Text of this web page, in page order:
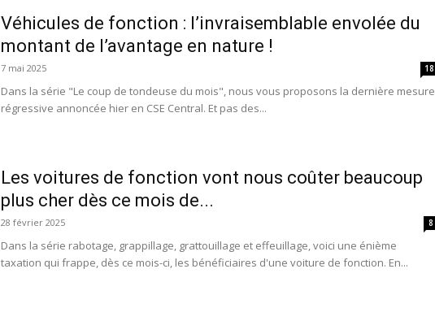
Véhicules de fonction : l’invraisemblable envolée du
montant de l’avantage en nature !
7 mai 2025 18
Dans la série "Le coup de tondeuse du mois", nous vous proposons la dernière mesure
régressive annoncée hier en CSE Central. Et pas des...
Les voitures de fonction vont nous coûter beaucoup
plus cher dès ce mois de...
28 février 2025 8
Dans la série rabotage, grappillage, grattouillage et effeuillage, voici une énième
taxation qui frappe, dès ce mois-ci, les bénéficiaires d'une voiture de fonction. En...